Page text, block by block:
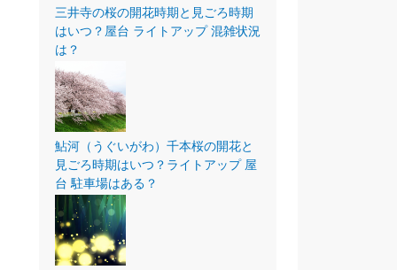
三井寺の桜の開花時期と見ごろ時期
はいつ？屋台 ライトアップ 混雑状況
は？
鮎河（うぐいがわ）千本桜の開花と
見ごろ時期はいつ？ライトアップ 屋
台 駐車場はある？